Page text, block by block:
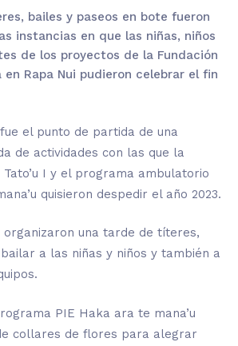
bailes y paseos en bote fueron
instancias en que las niñas, niños
de los proyectos de la Fundación
en Rapa Nui pudieron celebrar el fin
el punto de partida de una
de actividades con las que la
I y el programa ambulatorio
quisieron despedir el año 2023.
una tarde de títeres,
a las niñas y niños y también a
PIE Haka ara te mana’u
collares de flores para alegrar